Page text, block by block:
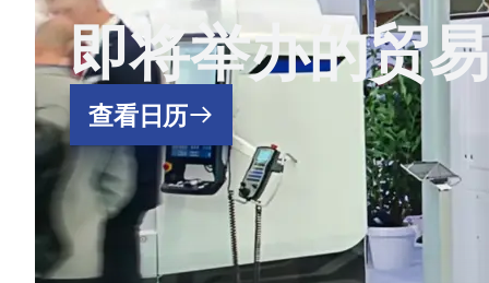
即将举办的贸
查看日历